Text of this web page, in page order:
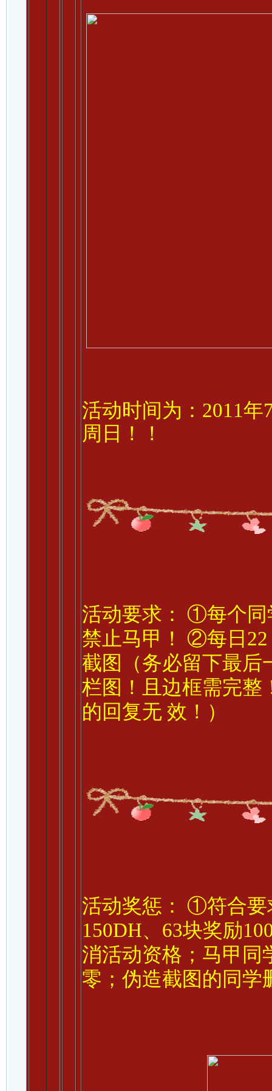
活动时间为：2011年
周日！！
活动要求： ①每个同
禁止马甲！ ②每日22
截图（务必留下最后
栏图！且边框需完整
的回复无 效！）
活动奖惩： ①符合要
150DH、63块奖励
消活动资格；马甲同
零；伪造截图的同学